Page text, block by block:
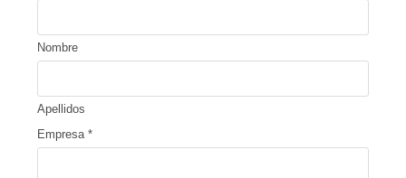
Nombre
Apellidos
Empresa*